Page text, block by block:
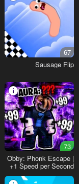
67
Sausage Flip
73
Obby: Phonk Escape |
+1 Speed per Second